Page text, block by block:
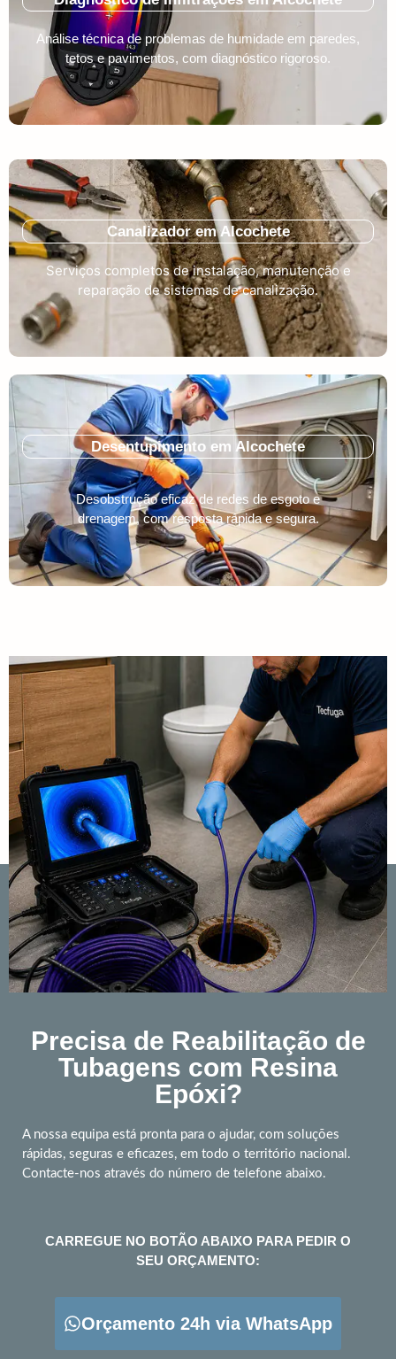
Análise técnica de problemas de humidade em paredes,
tetos e pavimentos, com diagnóstico rigoroso.
Canalizador em Alcochete
Serviços completos de instalação, manutenção e
reparação de sistemas de canalização.
Desentupimento em Alcochete
Desobstrução eficaz de redes de esgoto e
drenagem, com resposta rápida e segura.
Precisa de Reabilitação de
Tubagens com Resina
Epóxi?
A nossa equipa está pronta para o ajudar, com soluções
rápidas, seguras e eficazes, em todo o território nacional.
Contacte-nos através do número de telefone abaixo.
CARREGUE NO BOTÃO ABAIXO PARA PEDIR O
SEU ORÇAMENTO:
Orçamento 24h via WhatsApp